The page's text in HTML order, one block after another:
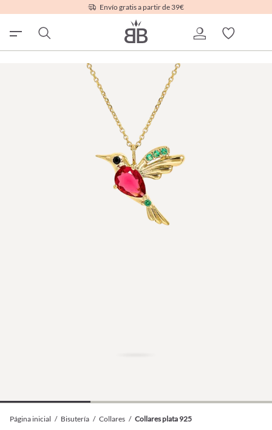
Envío gratis a partir de 39€
Página inicial / Bisutería / Collares / Collares plata 925